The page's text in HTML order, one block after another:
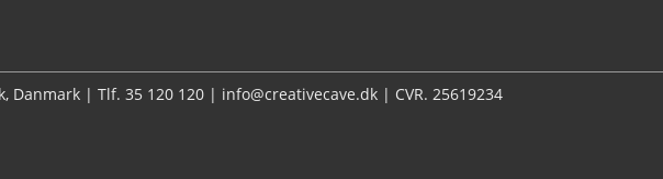
| Tlf. 35 120 120 | info@creativecave.dk | CVR. 25619234